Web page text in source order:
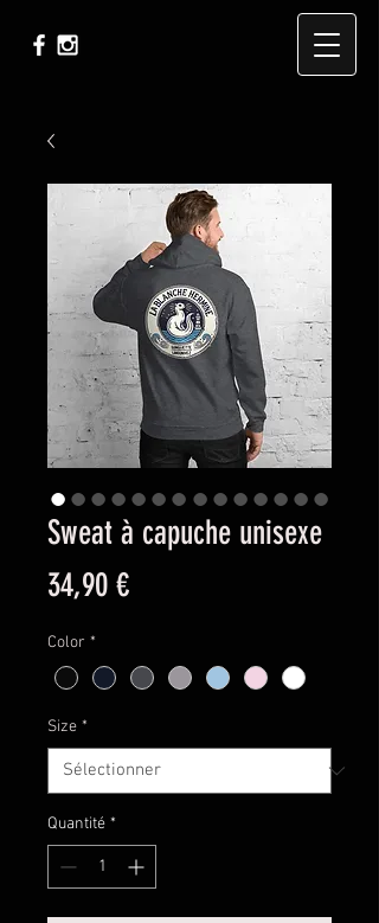
Sweat à capuche unisexe
34,90 €Prix
Color *
Size *
Quantité *